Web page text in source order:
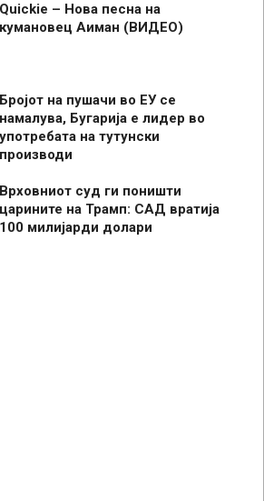
Quickie – Нова песна на
кумановец Аиман (ВИДЕО)
Бројот на пушачи во ЕУ се
намалува, Бугарија е лидер во
употребата на тутунски
производи
Врховниот суд ги поништи
царините на Трамп: САД вратија
100 милијарди долари